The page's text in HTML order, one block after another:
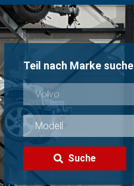
Teil nach Marke
Suche